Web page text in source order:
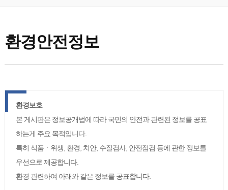
환경안전정보
환경보호
본 게시판은 정보공개법에 따라 국민의 안전과 관련된 정보를 공표
하는게 주요 목적입니다.
특히 식품ㆍ위생, 환경, 치안, 수질검사, 안전점검 등에 관한 정보를
우선으로 제공합니다.
환경 관련하여 아래와 같은 정보를 공표합니다.